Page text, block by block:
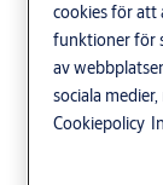
8331
cookies för att
funktioner för
av
sociala
Cookiepolicy